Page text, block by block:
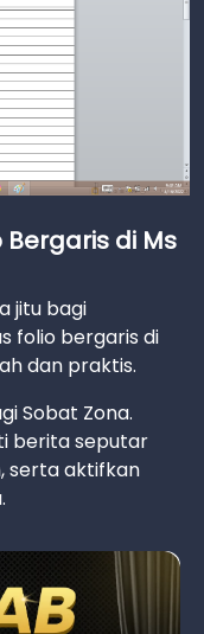
di Ms
jitu bagi
folio bergaris di
dan praktis.
Sobat Zona.
berita seputar
serta aktifkan